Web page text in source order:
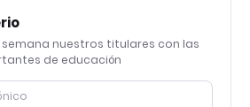
nuestros titulares con las
de educación